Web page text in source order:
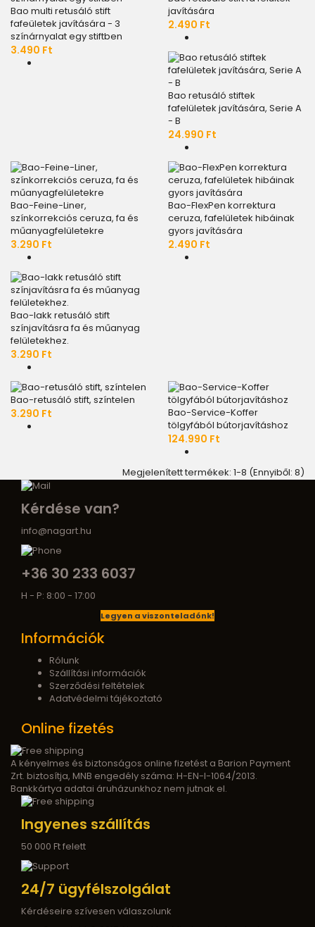
Bao multi retusáló stift
fafeületek javítására - 3
színárnyalat egy stiftben
3.490 Ft
javítására
2.490 Ft
Bao retusáló stiftek
fafelületek javítására, Serie A
- B
24.990 Ft
Bao-Feine-Liner,
színkorrekciós ceruza, fa és
műanyagfelületekre
3.290 Ft
Bao-FlexPen korrektura
ceruza, fafelületek hibáinak
gyors javítására
2.490 Ft
Bao-lakk retusáló stift
színjavításra fa és műanyag
felületekhez.
3.290 Ft
Bao-retusáló stift, színtelen
3.290 Ft
Bao-Service-Koffer
tölgyfából bútorjavításhoz
124.990 Ft
Megjelenített termékek: 1-8 (Ennyiből: 8)
Kérdése van?
info@nagart.hu
+36 30 233 6037
H - P: 8:00 - 17:00
Legyen a viszonteladónk!
Információk
Rólunk
Szállítási információk
Szerződési feltételek
Adatvédelmi tájékoztató
Online fizetés
A kényelmes és biztonságos online fizetést a Barion Payment
Zrt. biztosítja, MNB engedély száma: H-EN-I-1064/2013.
Bankkártya adatai áruházunkhoz nem jutnak el.
Ingyenes szállítás
50 000 Ft felett
24/7 ügyfélszolgálat
Kérdéseire szívesen válaszolunk